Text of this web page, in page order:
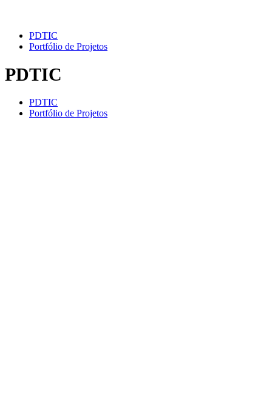
PDTIC
Portfólio de Projetos
PDTIC
PDTIC
Portfólio de Projetos